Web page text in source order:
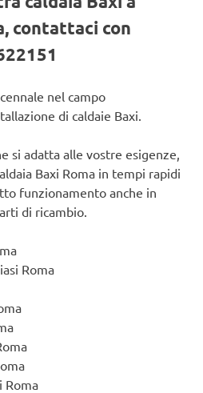
contattaci con
nel campo
di caldaie Baxi.
si adatta alle vostre esigenze,
Baxi Roma in tempi rapidi
funzionamento anche in
di ricambio.
Roma
Roma